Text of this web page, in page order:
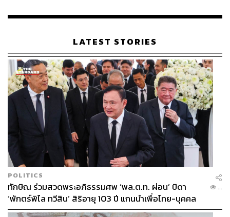
เรือนไทยที่ถูกซุกไว้
LATEST STORIES
POLITICS
ทักษิณ ร่วมสวดพระอภิธรรมศพ ‘พล.ต.ท. ผ่อน’ บิดา
‘พักตร์พิไล ทวีสิน’ สิริอายุ 103 ปี แกนนำเพื่อไทย-บุคคล
หลากวงการร่วมอาลัย
...